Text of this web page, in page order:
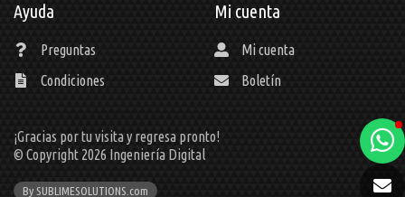
Ayuda
Preguntas
Condiciones
Mi cuenta
Mi cuenta
Boletín
¡Gracias por tu visita y regresa pronto!
© Copyright 2026 Ingeniería Digital
By SUBLIMESOLUTIONS.com